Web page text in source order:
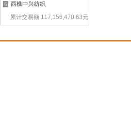
6
西樵中兴纺织
累计交易额 117,156,470.63元